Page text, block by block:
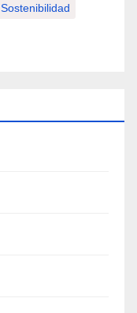
Sostenibilidad